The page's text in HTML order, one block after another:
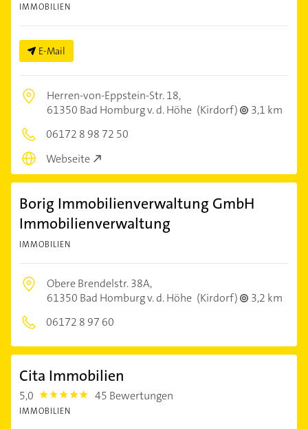
IMMOBILIEN
E-Mail
Herren-von-Eppstein-Str. 18,
61350 Bad Homburg v. d. Höhe (Kirdorf)
3,1 km
06172 8 98 72 50
Webseite
Borig Immobilienverwaltung GmbH
Immobilienverwaltung
IMMOBILIEN
Obere Brendelstr. 38A,
61350 Bad Homburg v. d. Höhe (Kirdorf)
3,2 km
06172 8 97 60
Cita Immobilien
5,0 5.0 45 Bewertungen
IMMOBILIEN